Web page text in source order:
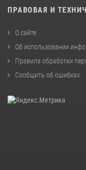
ПРАВОВАЯ И
О сайте
Об использовании
Правила обработки
Сообщить об ошибках